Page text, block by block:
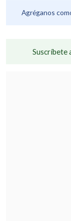
Agréganos
Suscríbete